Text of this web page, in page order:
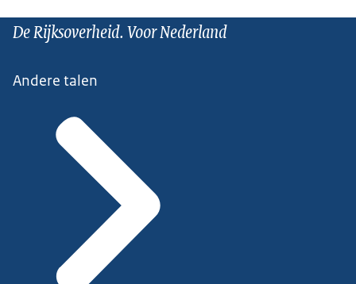
De Rijksoverheid. Voor Nederland
Andere talen